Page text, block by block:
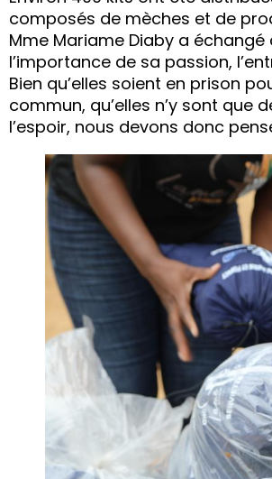
composés de mèches et de
Mme Mariame Diaby a
l’importance de sa passion,
Bien qu’elles soient en prison
commun, qu’elles n’y sont que
l’espoir, nous devons donc